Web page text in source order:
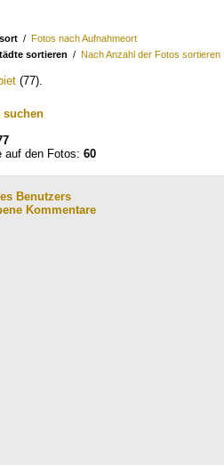
/ Fotos nach Aufnahmeort
sortieren / Nach Anzahl der Fotos sortieren
(77).
suchen
auf den Fotos: 60
Benutzers
Kommentare